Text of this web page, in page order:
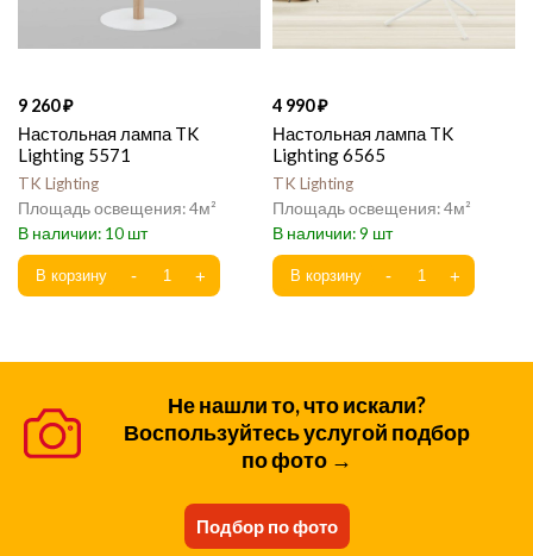
9 260
Настольная лампа TK
Lighting 5571
TK Lighting
4
10
4 990
Настольная лампа TK
Lighting 6565
TK Lighting
4
9
Не нашли то, что искали?
Воспользуйтесь услугой подбор
по фото →
Подбор по фото